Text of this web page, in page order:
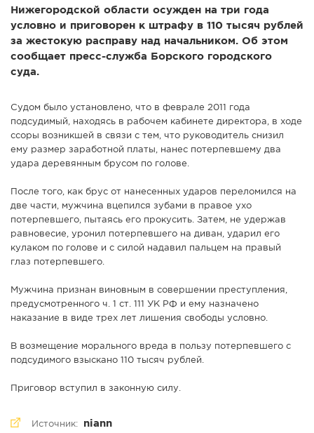
Нижегородской области осужден на три года
условно и приговорен к штрафу в 110 тысяч рублей
за жестокую расправу над начальником. Об этом
сообщает пресс-служба Борского городского
суда.
Судом было установлено, что в феврале 2011 года
подсудимый, находясь в рабочем кабинете директора, в ходе
ссоры возникшей в связи с тем, что руководитель снизил
ему размер заработной платы, нанес потерпевшему два
удара деревянным брусом по голове.
После того, как брус от нанесенных ударов переломился на
две части, мужчина вцепился зубами в правое ухо
потерпевшего, пытаясь его прокусить. Затем, не удержав
равновесие, уронил потерпевшего на диван, ударил его
кулаком по голове и с силой надавил пальцем на правый
глаз потерпевшего.
Мужчина признан виновным в совершении преступления,
предусмотренного ч. 1 ст. 111 УК РФ и ему назначено
наказание в виде трех лет лишения свободы условно.
В возмещение морального вреда в пользу потерпевшего с
подсудимого взыскано 110 тысяч рублей.
Приговор вступил в законную силу.
Источник: niann